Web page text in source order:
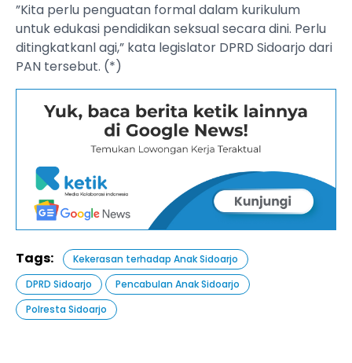
”Kita perlu penguatan formal dalam kurikulum
untuk edukasi pendidikan seksual secara dini. Perlu
ditingkatkanl agi,” kata legislator DPRD Sidoarjo dari
PAN tersebut. (*)
Tags:
Kekerasan terhadap Anak Sidoarjo
DPRD Sidoarjo
Pencabulan Anak Sidoarjo
Polresta Sidoarjo